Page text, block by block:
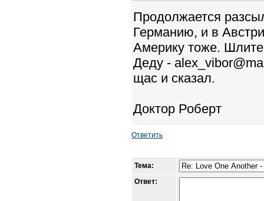
Продолжается
Германию, и в
Америку тоже.
Деду -
щас и сказал.
Доктор Роберт
Ответить
Тема:
Ответ: